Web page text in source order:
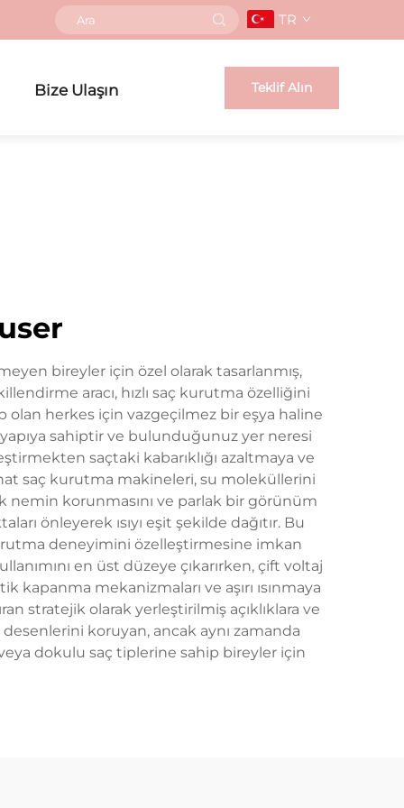
TR
Bize Ulaşın Teklif Alın
bireyler için özel olarak tasarlanmış,
aracı, hızlı saç kurutma özelliğini
olan herkes için vazgeçilmez bir eşya haline
sahiptir ve bulunduğunuz yer neresi
saçtaki kabarıklığı azaltmaya ve
saç kurutma makineleri, su moleküllerini
korunmasını ve parlak bir görünüm
önleyerek ısıyı eşit şekilde dağıtır. Bu
deneyimini özelleştirmesine imkan
en üst düzeye çıkarırken, çift voltaj
mekanizmaları ve aşırı ısınmaya
stratejik olarak yerleştirilmiş açıklıklara ve
koruyan, ancak aynı zamanda
dokulu saç tiplerine sahip bireyler için